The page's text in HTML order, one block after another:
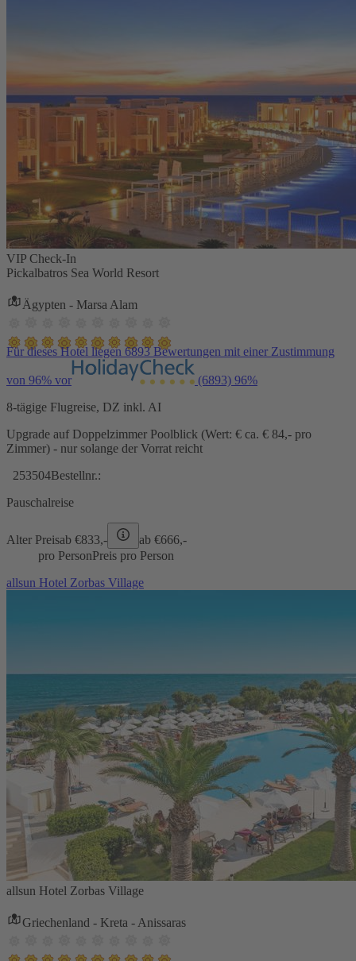
VIP Check-In
Pickalbatros Sea World Resort
Ägypten - Marsa Alam
Für dieses Hotel liegen 6893 Bewertungen mit einer Zustimmung
von 96% vor (6893) 96%
8-tägige Flugreise, DZ inkl. AI
Upgrade auf Doppelzimmer Poolblick (Wert: € ca. € 84,- pro
Zimmer) - nur solange der Vorrat reicht
253504Bestellnr.:
Pauschalreise
Alter Preisab €833,- ab €666,-
pro PersonPreis pro Person
allsun Hotel Zorbas Village
allsun Hotel Zorbas Village
Griechenland - Kreta - Anissaras